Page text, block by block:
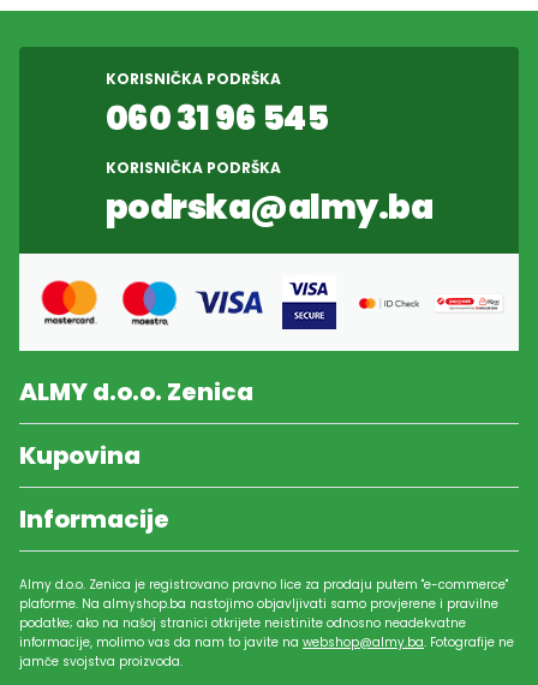
KORISNIČKA PODRŠKA
060 31 96 545
KORISNIČKA PODRŠKA
podrska@almy.ba
ALMY d.o.o. Zenica
Kupovina
Informacije
Almy d.o.o. Zenica je registrovano pravno lice za prodaju putem "e-commerce"
plaforme. Na almyshop.ba nastojimo objavljivati samo provjerene i pravilne
podatke; ako na našoj stranici otkrijete neistinite odnosno neadekvatne
informacije, molimo vas da nam to javite na webshop@almy.ba. Fotografije ne
jamče svojstva proizvoda.